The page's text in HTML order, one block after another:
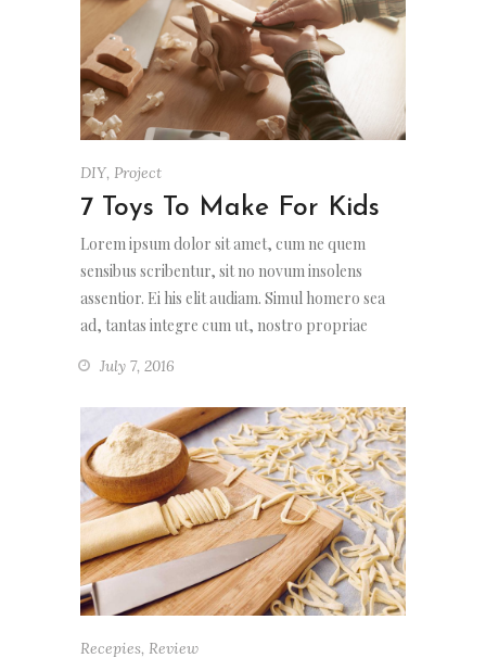
DIY, Project
7 Toys To Make For Kids
Lorem ipsum dolor sit amet, cum ne quem
sensibus scribentur, sit no novum insolens
assentior. Ei his elit audiam. Simul homero sea
ad, tantas integre cum ut, nostro propriae
July 7, 2016
Recepies, Review